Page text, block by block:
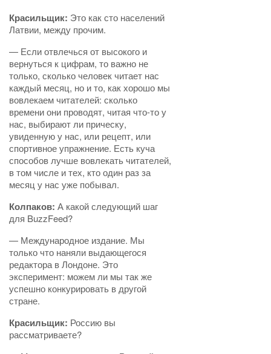
Красильщик: Это как сто населений
Латвии, между прочим.
— Если отвлечься от высокого и
вернуться к цифрам, то важно не
только, сколько человек читает нас
каждый месяц, но и то, как хорошо мы
вовлекаем читателей: сколько
времени они проводят, читая что-то у
нас, выбирают ли прическу,
увиденную у нас, или рецепт, или
спортивное упражнение. Есть куча
способов лучше вовлекать читателей,
в том числе и тех, кто один раз за
месяц у нас уже побывал.
Колпаков: А какой следующий шаг
для BuzzFeed?
— Международное издание. Мы
только что наняли выдающегося
редактора в Лондоне. Это
эксперимент: можем ли мы так же
успешно конкурировать в другой
стране.
Красильщик: Россию вы
рассматриваете?